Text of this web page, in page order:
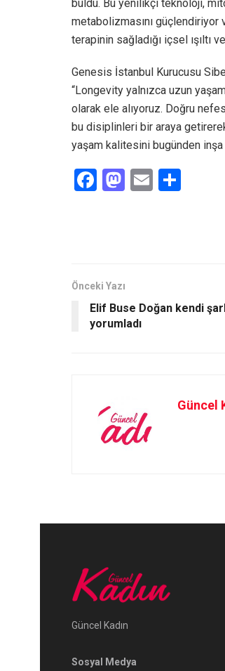
buldu. Bu yenilikçi teknoloji,
metabolizmasını güçlendiriyor
terapinin sağladığı içsel ışıltı
Genesis İstanbul Kurucusu
“Longevity yalnızca uzun
olarak ele alıyoruz. Doğru
bu disiplinleri bir araya
yaşam kalitesini bugünden inşa
F
o
k
M
n
E
Önceki Yazı
Elif Buse Doğan kendi
yorumladı
Güncel
Güncel Kadın
Sosyal Medya